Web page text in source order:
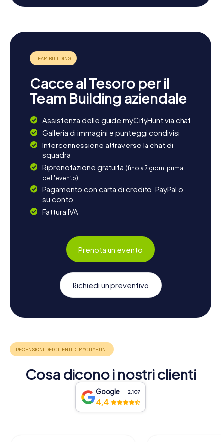
saperne di più sulla storia locale, una visita alla Villa Hero è
d'obbligo, con la sua architettura e storia affascinanti.
Concludete la giornata in uno dei caffè accoglienti della
città e godetevi l'atmosfera rilassata di Groß-Gerau.
Cacce al Tesoro per il
Team Building aziendale
Assistenza delle guide myCityHunt via chat
Galleria di immagini e punteggi condivisi
Interconnessione attraverso la chat di
squadra
Riprenotazione gratuita (fino a 7 giorni prima
dell'evento)
Pagamento con carta di credito, PayPal o
su conto
Fattura IVA
Prenota un evento
Richiedi un preventivo
Cosa dicono i nostri clienti
Google 2.107
4,4